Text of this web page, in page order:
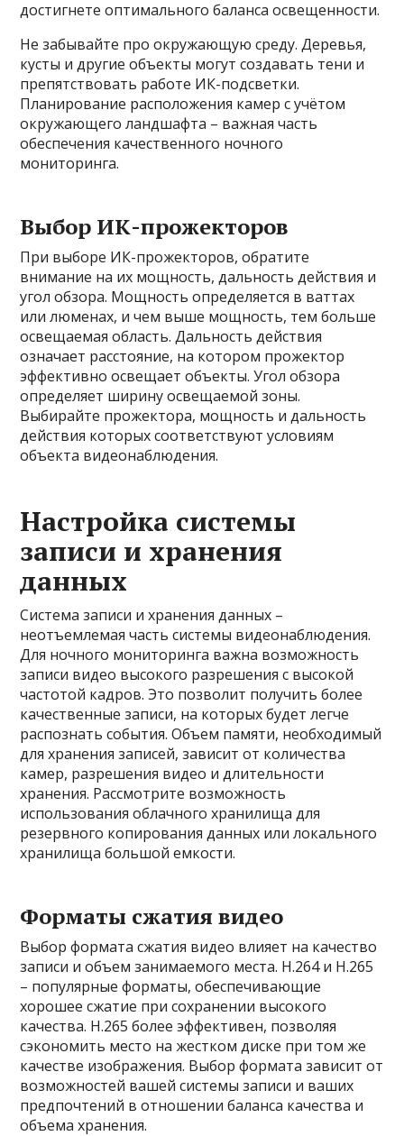
достигнете оптимального баланса освещенности.
Не забывайте про окружающую среду. Деревья,
кусты и другие объекты могут создавать тени и
препятствовать работе ИК-подсветки.
Планирование расположения камер с учётом
окружающего ландшафта – важная часть
обеспечения качественного ночного
мониторинга.
Выбор ИК-прожекторов
При выборе ИК-прожекторов, обратите
внимание на их мощность, дальность действия и
угол обзора. Мощность определяется в ваттах
или люменах, и чем выше мощность, тем больше
освещаемая область. Дальность действия
означает расстояние, на котором прожектор
эффективно освещает объекты. Угол обзора
определяет ширину освещаемой зоны.
Выбирайте прожектора, мощность и дальность
действия которых соответствуют условиям
объекта видеонаблюдения.
Настройка системы
записи и хранения
данных
Система записи и хранения данных –
неотъемлемая часть системы видеонаблюдения.
Для ночного мониторинга важна возможность
записи видео высокого разрешения с высокой
частотой кадров. Это позволит получить более
качественные записи, на которых будет легче
распознать события. Объем памяти, необходимый
для хранения записей, зависит от количества
камер, разрешения видео и длительности
хранения. Рассмотрите возможность
использования облачного хранилища для
резервного копирования данных или локального
хранилища большой емкости.
Форматы сжатия видео
Выбор формата сжатия видео влияет на качество
записи и объем занимаемого места. H.264 и H.265
– популярные форматы, обеспечивающие
хорошее сжатие при сохранении высокого
качества. H.265 более эффективен, позволяя
сэкономить место на жестком диске при том же
качестве изображения. Выбор формата зависит от
возможностей вашей системы записи и ваших
предпочтений в отношении баланса качества и
объема хранения.